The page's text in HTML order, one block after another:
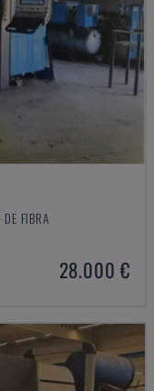
FIBRA
28.000 €